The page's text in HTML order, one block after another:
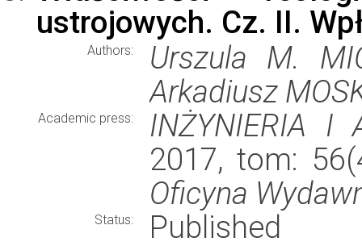
ustrojowych. Cz. II.
Authors:
Urszula M.
Arkadiusz
Academic press:
INŻYNIERIA I
2017, tom:
Oficyna
Status:
Published